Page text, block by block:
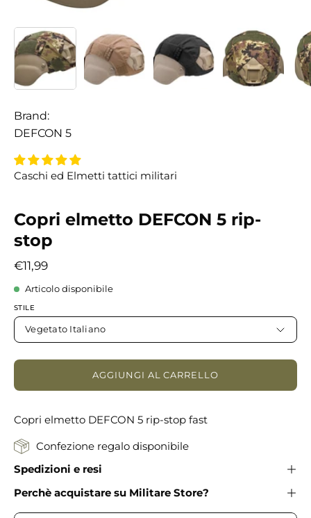
Brand:
DEFCON 5
Caschi ed Elmetti tattici militari
Copri elmetto DEFCON 5 rip-
stop
€11,99
Articolo disponibile
STILE
Vegetato Italiano
AGGIUNGI AL CARRELLO
Copri elmetto DEFCON 5 rip-stop fast
Confezione regalo disponibile
Spedizioni e resi
Perchè acquistare su Militare Store?